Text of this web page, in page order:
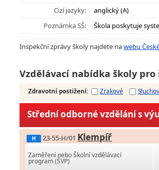
Cizí jazyky:
anglický (A)
Poznámka SŠ:
Škola poskytuje
Inspekční zprávy školy najdete nawebu
Vzdělávací nabídka školy pro
Zdravotní postižení: Zrakové
Střední odborné vzdělání s
H 23-55-H/01 Klempíř
Zaměření nebo Školní vzdělávací
program (ŠVP)